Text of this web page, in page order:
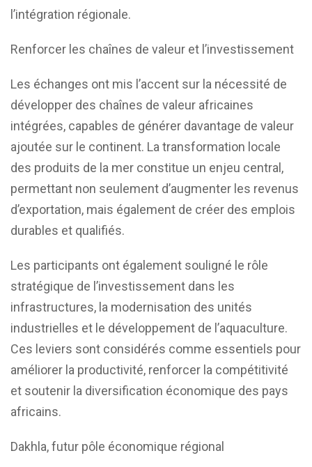
l’intégration régionale.
Renforcer les chaînes de valeur et l’investissement
Les échanges ont mis l’accent sur la nécessité de
développer des chaînes de valeur africaines
intégrées, capables de générer davantage de valeur
ajoutée sur le continent. La transformation locale
des produits de la mer constitue un enjeu central,
permettant non seulement d’augmenter les revenus
d’exportation, mais également de créer des emplois
durables et qualifiés.
Les participants ont également souligné le rôle
stratégique de l’investissement dans les
infrastructures, la modernisation des unités
industrielles et le développement de l’aquaculture.
Ces leviers sont considérés comme essentiels pour
améliorer la productivité, renforcer la compétitivité
et soutenir la diversification économique des pays
africains.
Dakhla, futur pôle économique régional